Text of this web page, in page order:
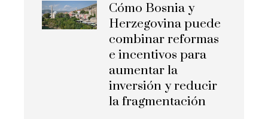
Cómo Bosnia y
Herzegovina puede
combinar reformas
e incentivos para
aumentar la
inversión y reducir
la fragmentación